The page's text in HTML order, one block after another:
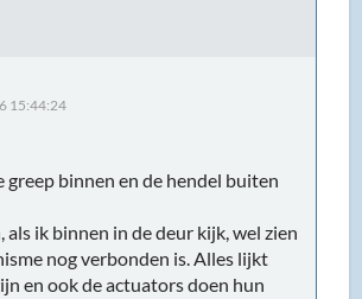
15:44:24
greep binnen en de hendel buiten
als ik binnen in de deur kijk, wel zien
nog verbonden is. Alles lijkt
en ook de actuators doen hun